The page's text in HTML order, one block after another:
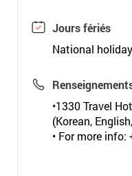
Jours fériés
National holiday
•1330 Travel
(Korean,
• For more info: